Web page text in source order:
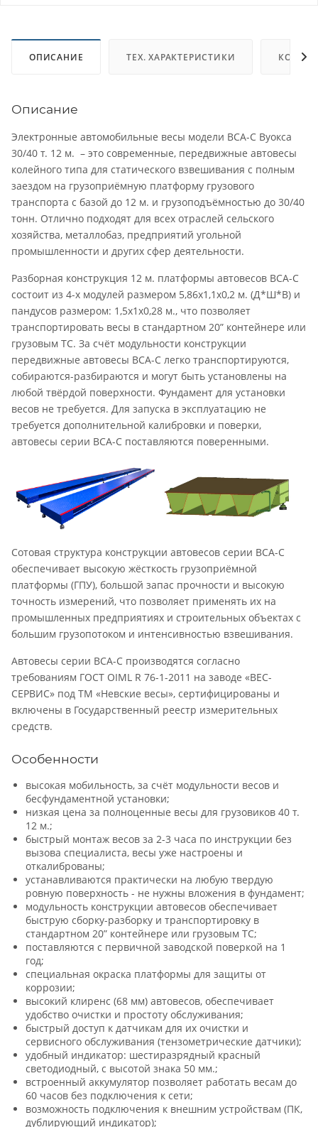
ОПИСАНИЕ ТЕХ. ХАРАКТЕРИСТИКИ
Описание
Электронные автомобильные весы модели ВСА-С Вуокса
30/40 т. 12 м. – это современные, передвижные автовесы
колейного типа для статического взвешивания с полным
заездом на грузоприёмную платформу грузового
транспорта с базой до 12 м. и грузоподъёмностью до 30/40
тонн. Отлично подходят для всех отраслей сельского
хозяйства, металлобаз, предприятий угольной
промышленности и других сфер деятельности.
Разборная конструкция 12 м. платформы автовесов ВСА-С
состоит из 4-х модулей размером 5,86х1,1х0,2 м. (Д*Ш*В) и
пандусов размером: 1,5х1х0,28 м., что позволяет
транспортировать весы в стандартном 20” контейнере или
грузовым ТС. За счёт модульности конструкции
передвижные автовесы ВСА-С легко транспортируются,
собираются-разбираются и могут быть установлены на
любой твёрдой поверхности. Фундамент для установки
весов не требуется. Для запуска в эксплуатацию не
требуется дополнительной калибровки и поверки,
автовесы серии ВСА-С поставляются поверенными.
Сотовая структура конструкции автовесов серии ВСА-С
обеспечивает высокую жёсткость грузоприёмной
платформы (ГПУ), большой запас прочности и высокую
точность измерений, что позволяет применять их на
промышленных предприятиях и строительных объектах с
большим грузопотоком и интенсивностью взвешивания.
Автовесы серии ВСА-С производятся согласно
требованиям ГОСТ OIML R 76-1-2011 на заводе «ВЕС-
СЕРВИС» под ТМ «Невские весы», сертифицированы и
включены в Государственный реестр измерительных
средств.
Особенности
высокая мобильность, за счёт модульности весов и
бесфундаментной установки;
низкая цена за полноценные весы для грузовиков 40 т.
12 м.;
быстрый монтаж весов за 2-3 часа по инструкции без
вызова специалиста, весы уже настроены и
откалиброваны;
устанавливаются практически на любую твердую
ровную поверхность - не нужны вложения в фундамент;
модульность конструкции автовесов обеспечивает
быструю сборку-разборку и транспортировку в
стандартном 20” контейнере или грузовым ТС;
поставляются с первичной заводской поверкой на 1
год;
специальная окраска платформы для защиты от
коррозии;
высокий клиренс (68 мм) автовесов, обеспечивает
удобство очистки и простоту обслуживания;
быстрый доступ к датчикам для их очистки и
сервисного обслуживания (тензометрические датчики);
удобный индикатор: шестиразрядный красный
светодиодный, с высотой знака 50 мм.;
встроенный аккумулятор позволяет работать весам до
60 часов без подключения к сети;
возможность подключения к внешним устройствам (ПК,
дублирующий индикатор);